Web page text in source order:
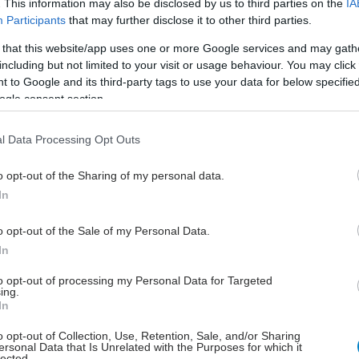
This information may also be disclosed by us to third parties on the
Participants that may further disclose it to other third parties.
that this website/app uses one or more Google services and may
but not limited to your visit or usage behaviour. You may
to Google and its third-party tags to use your data for below
consent section.
Data Processing Opt Outs
opt-out of the Sharing of my personal data.
opt-out of the Sale of my Personal Data.
opt-out of processing my Personal Data for Targeted
opt-out of Collection, Use, Retention, Sale, and/or Sharing
Data that Is Unrelated with the Purposes for which it
ηλικίας στο junk-food θα μπορούσε
αναφέρει νέα έρευνα.
Θεραπεία
Νεύρου στο ΥΓΕΙΑ
θεραπεία με την τοποθέτηση
από τον κ. Δημήτριο Κομπόγιωργα,
Υγρού.